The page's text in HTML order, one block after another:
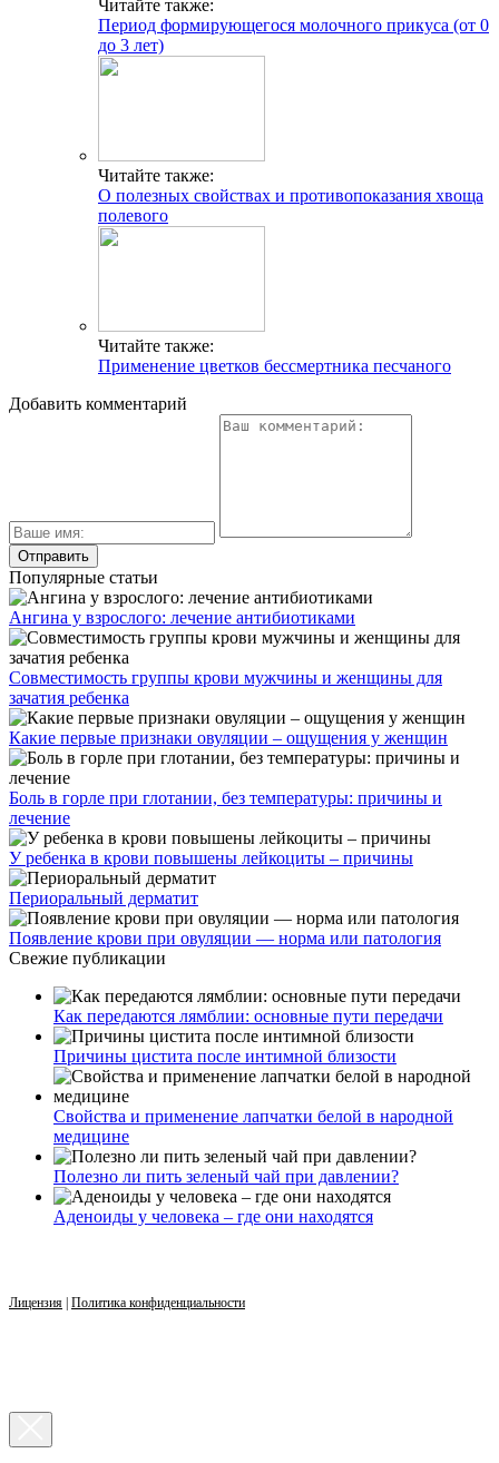
Читайте также:
Период формирующегося молочного прикуса (от 0
до 3 лет)
Читайте также:
О полезных свойствах и противопоказания хвоща
полевого
Читайте также:
Применение цветков бессмертника песчаного
Добавить комментарий
Популярные статьи
Ангина у взрослого: лечение антибиотиками
Совместимость группы крови мужчины и женщины для
зачатия ребенка
Какие первые признаки овуляции – ощущения у женщин
Боль в горле при глотании, без температуры: причины и
лечение
У ребенка в крови повышены лейкоциты – причины
Периоральный дерматит
Появление крови при овуляции — норма или патология
Свежие публикации
Как передаются лямблии: основные пути передачи
Причины цистита после интимной близости
Свойства и применение лапчатки белой в народной
медицине
Полезно ли пить зеленый чай при давлении?
Аденоиды у человека – где они находятся
Лицензия Политика конфиденциальности